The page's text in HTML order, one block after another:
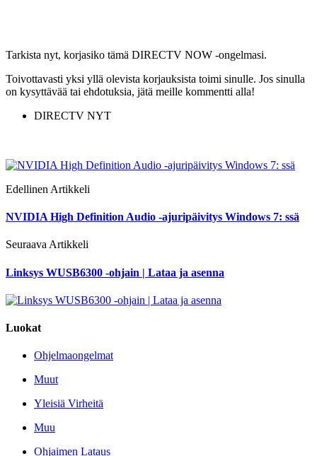
Tarkista nyt, korjasiko tämä DIRECTV NOW -ongelmasi.
Toivottavasti yksi yllä olevista korjauksista toimi sinulle. Jos sinulla
on kysyttävää tai ehdotuksia, jätä meille kommentti alla!
DIRECTV NYT
Edellinen Artikkeli
NVIDIA High Definition Audio -ajuripäivitys Windows 7: ssä
Seuraava Artikkeli
Linksys WUSB6300 -ohjain | Lataa ja asenna
Luokat
Ohjelmaongelmat
Muut
Yleisiä Virheitä
Muu
Ohjaimen Lataus